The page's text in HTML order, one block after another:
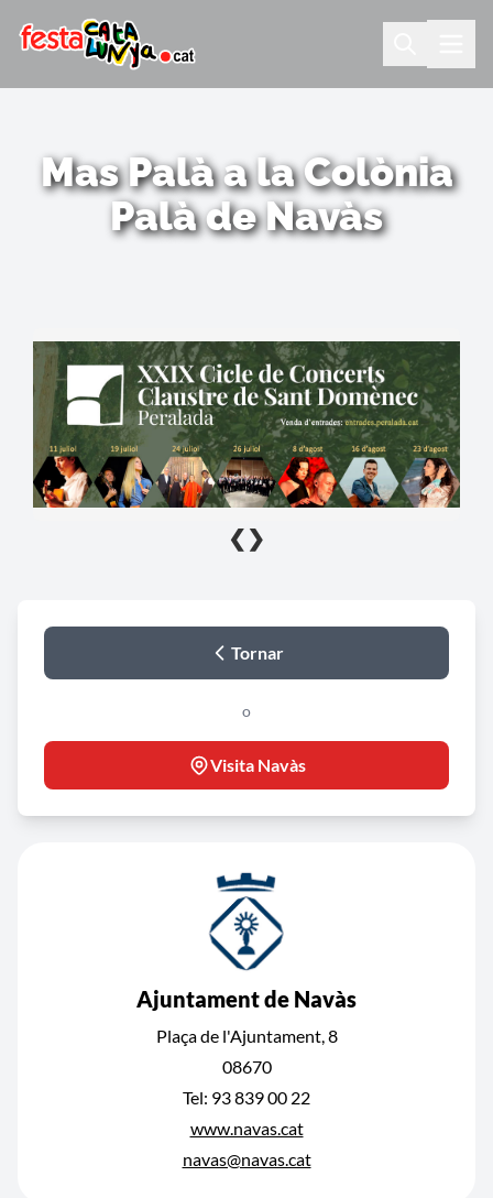
Mas Palà a la Colònia
Palà de Navàs
❮ ❯
Tornar
o
Visita Navàs
Ajuntament de Navàs
Plaça de l'Ajuntament, 8
08670
Tel: 93 839 00 22
www.navas.cat
navas@navas.cat